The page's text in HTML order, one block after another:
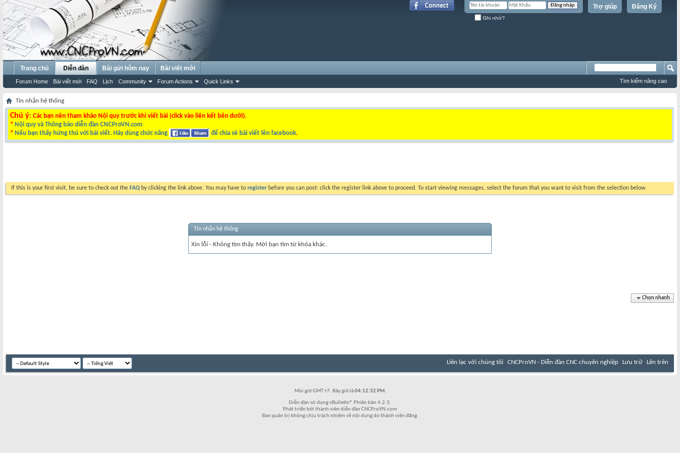
Đăng Ký
Trợ giúp
Ghi nhớ?
Trang chủ Diễn đàn
Forum Home Bài viết mới FAQ Lịch Community Forum Actions Quick Links
Bài gửi hôm nay Bài viết mới
Tìm kiếm nâng cao
Tin nhắn hệ thống
Chú ý: Các bạn nên tham khảo Nội quy trước khi viết bài (click vào liên kết bên dưới).
* Nội quy và Thông báo diễn đàn CNCProVN.com
* Nếu bạn thấy hứng thú với bài viết. Hãy dùng chức năng để chia sẻ bài viết lên facebook.
If this is your first visit, be sure to check out the FAQ by clicking the link above. You may have to register before you can post: click the register link above to proceed. To start viewing messages, select the forum that you want to visit from the selection below.
Tin nhắn hệ thống
Xin lỗi - Không tìm thấy. Mời bạn tìm từ khóa khác.
Chọn nhanh
Liên lạc với chúng tôi CNCProVN - Diễn đàn CNC chuyên nghiệp Lưu trữ Lên trên
Múi giờ GMT +7. Bây giờ là04:12:32 PM.
Diễn đàn sử dụng vBulletin® Phiên bản 4.2.3.
Phát triển bởi thành viên diễn đàn CNCProVN.com
Ban quản trị không chịu trách nhiệm về nội dung do thành viên đăng.